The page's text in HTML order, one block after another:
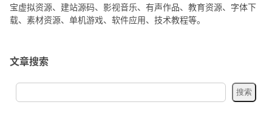
宝虚拟资源、建站源码、影视音乐、有声作品、教育资源、字体下
载、素材资源、单机游戏、软件应用、技术教程等。
文章搜索